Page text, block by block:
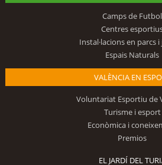
Camps de Futbol
Centres
Instal·lacions en parcs
Espais Naturals
VALÈNCIA EN
Voluntariat Esportiu de
Turisme i esport
Econòmica i
Premios
EL JARDÍ DEL